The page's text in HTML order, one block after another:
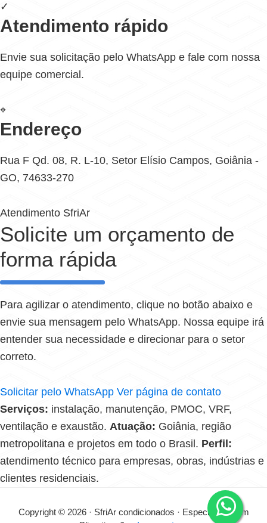
✓
Atendimento rápido
Envie sua solicitação pelo WhatsApp e fale com nossa
equipe comercial.
⌖
Endereço
Rua F Qd. 08, R. L-10, Setor Elísio Campos, Goiânia -
GO, 74633-270
Atendimento SfriAr
Solicite um orçamento de
forma rápida
Para agilizar o atendimento, clique no botão abaixo e
envie sua mensagem pelo WhatsApp. Nossa equipe irá
entender sua necessidade e direcionar para o setor
correto.
Solicitar pelo WhatsApp Ver página de contato
Serviços: instalação, manutenção, PMOC, VRF,
ventilação e exaustão. Atuação: Goiânia, região
metropolitana e projetos em todo o Brasil. Perfil:
atendimento técnico para empresas, obras, indústrias e
clientes residenciais.
Copyright © 2026 · SfriAr condicionados · Especialistas em